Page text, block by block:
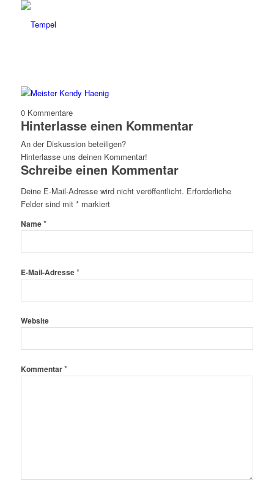
0 Kommentare
Hinterlasse einen Kommentar
An der Diskussion beteiligen?
Hinterlasse uns deinen Kommentar!
Schreibe einen Kommentar
Deine E-Mail-Adresse wird nicht veröffentlicht. Erforderliche
Felder sind mit *markiert
Name*
E-Mail-Adresse*
Website
Kommentar*